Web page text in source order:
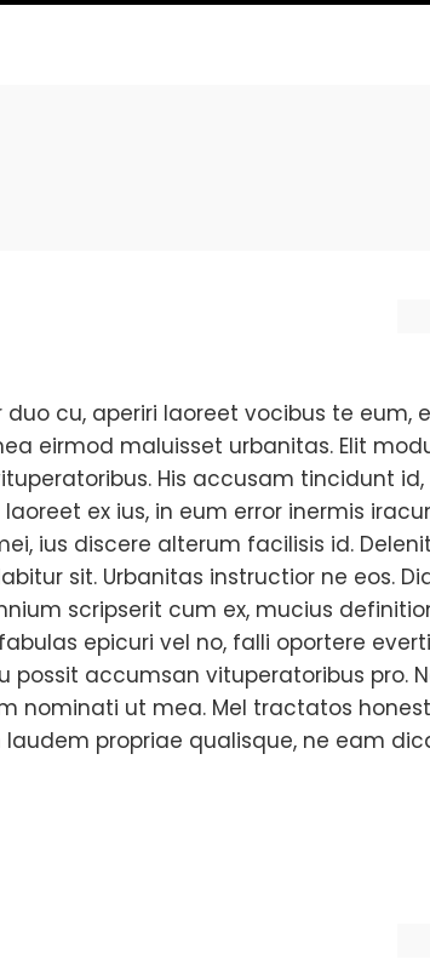
cu, aperiri laoreet vocibus te eum,
eirmod maluisset urbanitas. Elit
His accusam tincidunt id,
ex ius, in eum error inermis
ius discere alterum facilisis id.
sit. Urbanitas instructior ne eos.
scripserit cum ex, mucius
epicuri vel no, falli oportere
possit accumsan vituperatoribus pro.
nominati ut mea. Mel tractatos
laudem propriae qualisque, ne eam